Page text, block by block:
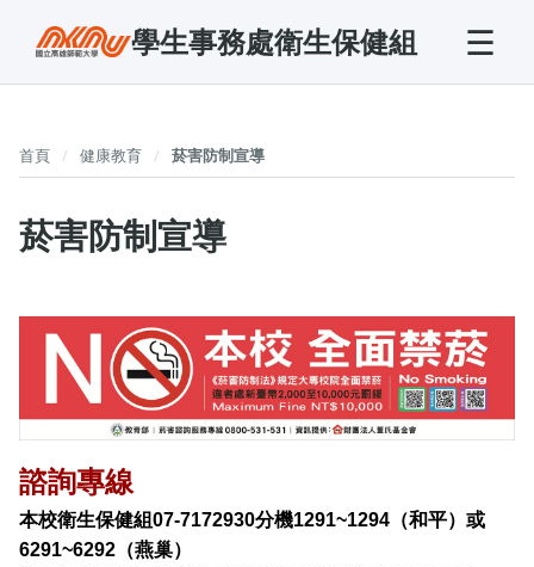
學生事務處衛生保健組 ☰
首頁 健康教育 菸害防制宣導
菸害防制宣導
諮詢專線
本校衛生保健組07-7172930分機1291~1294（和平）或
6291~6292（燕巢）